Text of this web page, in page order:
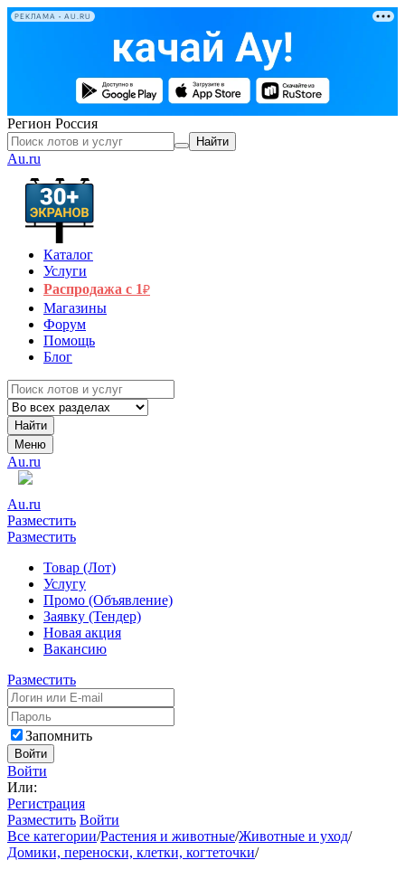
РЕКЛАМА • AU.RU
Регион Россия
Найти
Au.ru
Каталог
Услуги
Распродажа с 1₽
Магазины
Форум
Помощь
Блог
Найти
Меню
Au.ru
Au.ru
Разместить
Разместить
Товар (Лот)
Услугу
Промо (Объявление)
Заявку (Тендер)
Новая акция
Вакансию
Разместить
Запомнить
Войти
Войти
Или:
Регистрация
Разместить Войти
Все категории/Растения и животные/Животные и уход/
Домики, переноски, клетки, когтеточки/